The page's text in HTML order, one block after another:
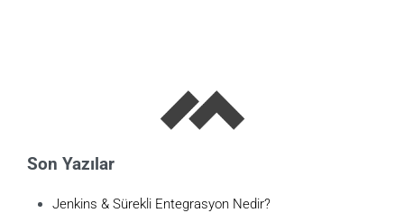
Son Yazılar
Jenkins & Sürekli Entegrasyon Nedir?